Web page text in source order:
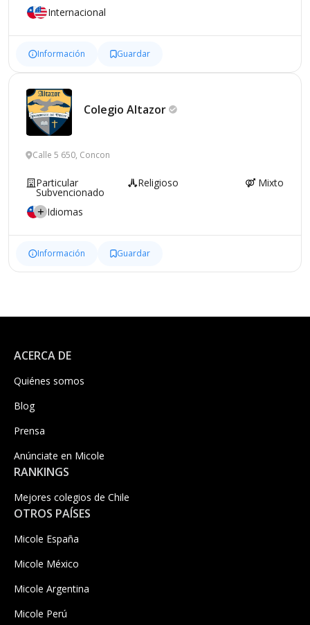
Internacional
Información Guardar
Colegio Altazor
Calle 5 650, Concon
Particular
Subvencionado
Religioso Mixto
Idiomas
Información Guardar
ACERCA DE
Quiénes somos
Blog
Prensa
Anúnciate en Micole
RANKINGS
Mejores colegios de Chile
OTROS PAÍSES
Micole España
Micole México
Micole Argentina
Micole Perú